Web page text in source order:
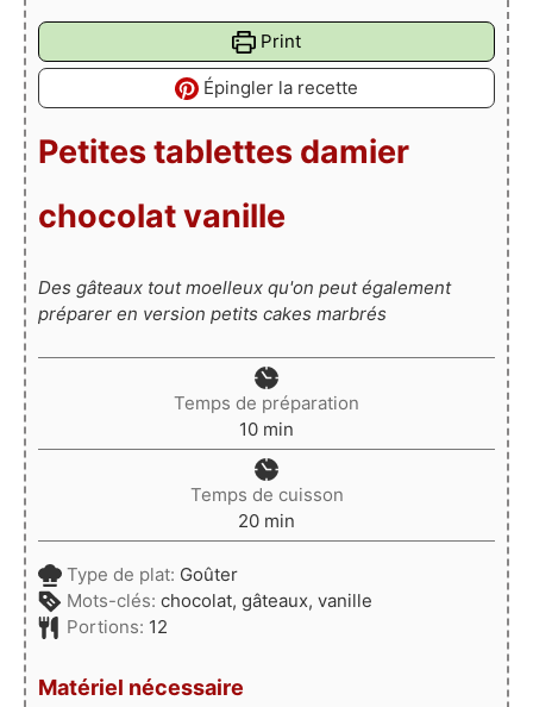
Print
Épingler la recette
Petites tablettes damier
chocolat vanille
Des gâteaux tout moelleux qu'on peut également
préparer en version petits cakes marbrés
Temps de préparation
10minutes
min
Temps de cuisson
20minutes
min
Type de plat: Goûter
Mots-clés: chocolat, gâteaux, vanille
Portions: 12
Matériel nécessaire